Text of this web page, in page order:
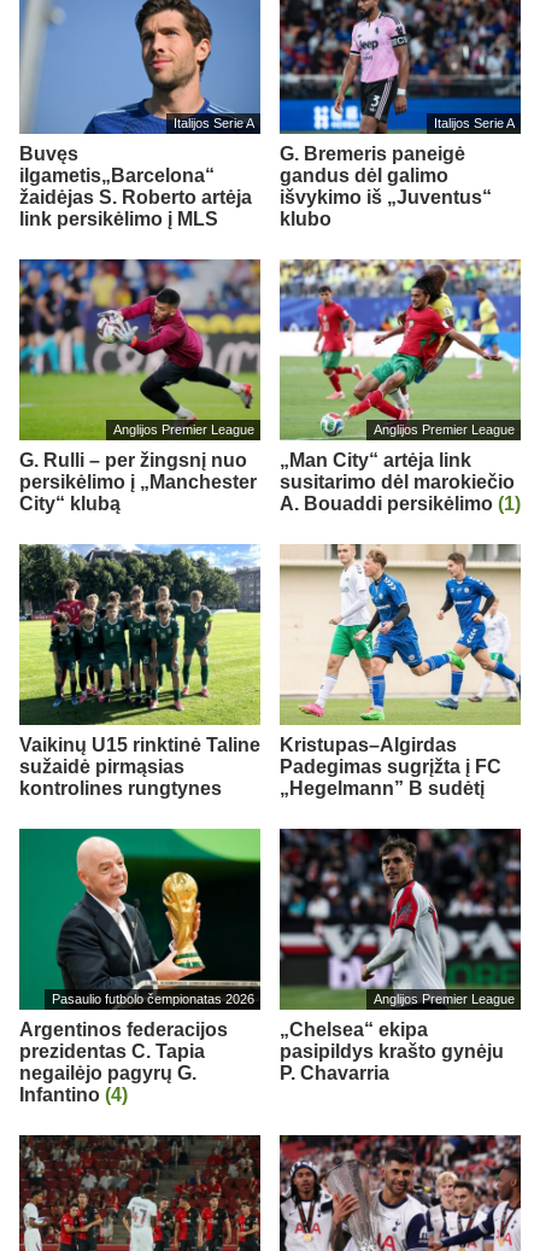
Italijos Serie A
Buvęs
ilgametis„Barcelona“
žaidėjas S. Roberto artėja
link persikėlimo į MLS
Italijos Serie A
G. Bremeris paneigė
gandus dėl galimo
išvykimo iš „Juventus“
klubo
Anglijos Premier League
G. Rulli – per žingsnį nuo
persikėlimo į „Manchester
City“ klubą
Anglijos Premier League
„Man City“ artėja link
susitarimo dėl marokiečio
A. Bouaddi persikėlimo (1)
Vaikinų U15 rinktinė Taline
sužaidė pirmąsias
kontrolines rungtynes
Kristupas–Algirdas
Padegimas sugrįžta į FC
„Hegelmann” B sudėtį
Pasaulio futbolo čempionatas 2026
Argentinos federacijos
prezidentas C. Tapia
negailėjo pagyrų G.
Infantino (4)
Anglijos Premier League
„Chelsea“ ekipa
pasipildys krašto gynėju
P. Chavarria